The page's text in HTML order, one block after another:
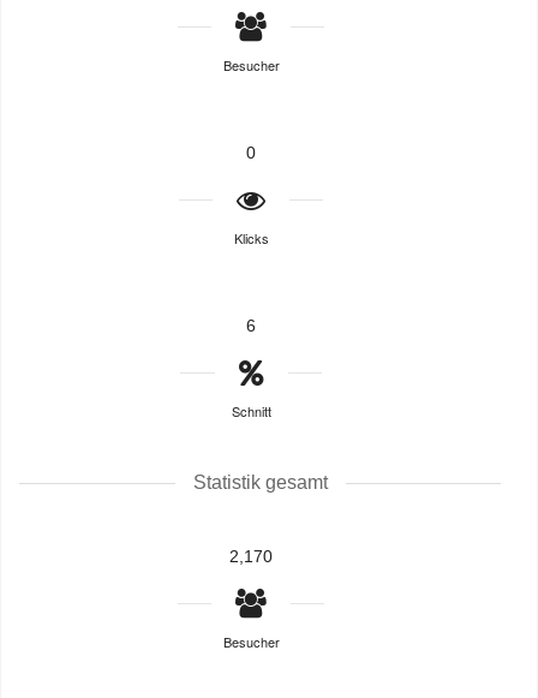
Besucher
0
Klicks
6
Schnitt
Statistik gesamt
2,170
Besucher